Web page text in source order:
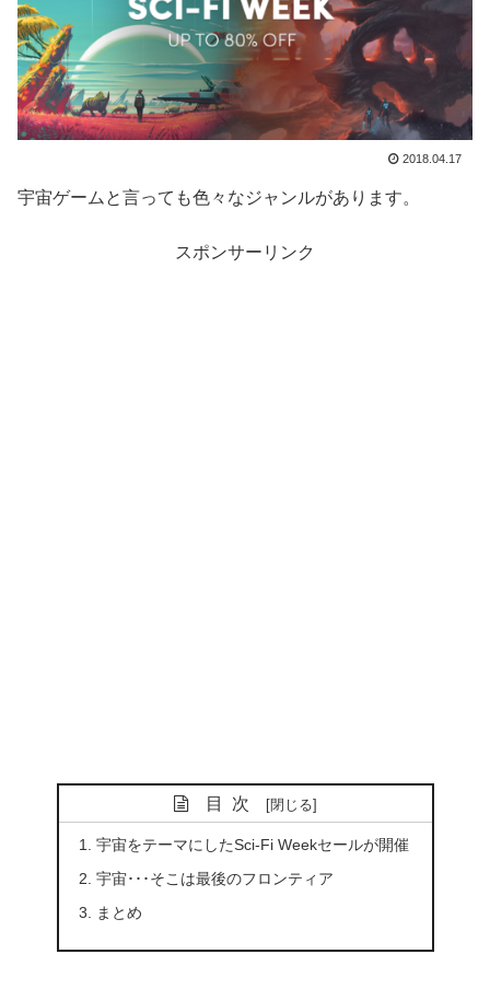
2018.04.17
宇宙ゲームと言っても色々なジャンルがあります。
スポンサーリンク
目次
宇宙をテーマにしたSci-Fi Weekセールが開催
宇宙･･･そこは最後のフロンティア
まとめ